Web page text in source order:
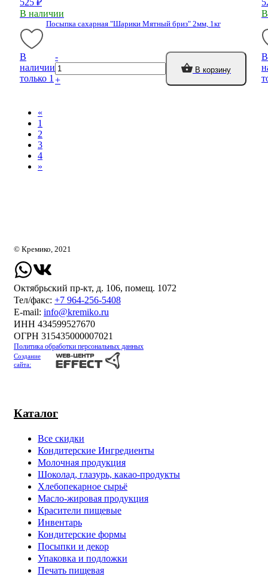
525 ₽
В наличии
Посыпка сахарная "Шарики Мятный бриз" 2мм, 1кг
В
наличии
только 1
-
+
В корзину
В
«
1
2
3
4
»
Каталог
Все скидки
Кондитерские Ингредиенты
Молочная продукция
Шоколад, глазурь, какао-продукты
Хлебопекарное сырьё
Масло-жировая продукция
Красители пищевые
Инвентарь
Кондитерские формы
Посыпки и декор
Упаковка и подложки
Печать пищевая
© Кремико, 2021
Октябрьский пр-кт, д. 106, помещ. 1072
Тел/факс: +7 964-256-5408
Е-mail: info@kremiko.ru
ИНН 434599527670
ОГРН 315435000007021
Политика обработки персональных данных
Создание
сайта: